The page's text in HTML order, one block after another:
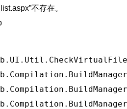
不存在。